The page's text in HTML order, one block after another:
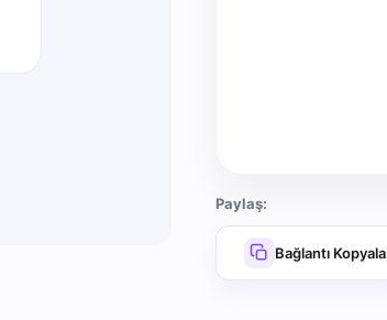
Paylaş:
Bağlantı Kopyala